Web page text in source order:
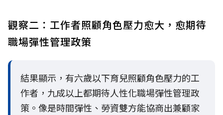
觀察二：工作者照顧角色壓力愈大，愈期待
職場彈性管理政策
結果顯示，有六歲以下育兒照顧角色壓力的工
作者，九成以上都期待人性化職場彈性管理政
策。像是時間彈性、勞資雙方能協商出兼顧家